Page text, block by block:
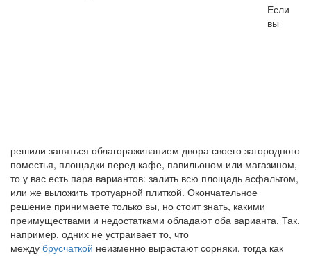
Если
вы
решили заняться облагораживанием двора своего загородного
поместья, площадки перед кафе, павильоном или магазином,
то у вас есть пара вариантов: залить всю площадь асфальтом,
или же выложить тротуарной плиткой. Окончательное
решение принимаете только вы, но стоит знать, какими
преимуществами и недостатками обладают оба варианта. Так,
например, одних не устраивает то, что
между брусчаткой неизменно вырастают сорняки, тогда как